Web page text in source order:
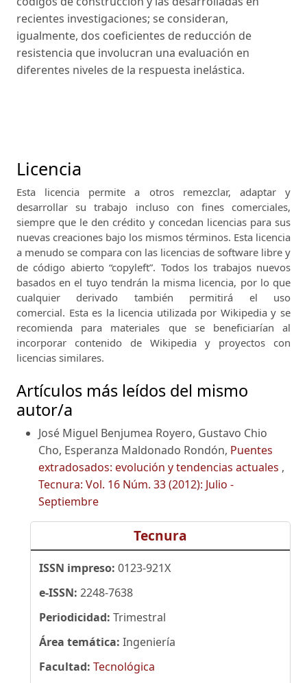
recientes investigaciones; se consideran,
igualmente, dos coeficientes de reducción de
resistencia que involucran una evaluación en
diferentes niveles de la respuesta inelástica.
Licencia
Esta licencia permite a otros remezclar, adaptar y
desarrollar su trabajo incluso con fines comerciales,
siempre que le den crédito y concedan licencias para sus
nuevas creaciones bajo los mismos términos. Esta licencia
a menudo se compara con las licencias de software libre y
de código abierto “copyleft”. Todos los trabajos nuevos
basados ​​en el tuyo tendrán la misma licencia, por lo que
cualquier derivado también permitirá el uso
comercial. Esta es la licencia utilizada por Wikipedia y se
recomienda para materiales que se beneficiarían al
incorporar contenido de Wikipedia y proyectos con
licencias similares.
Artículos más leídos del mismo
autor/a
José Miguel Benjumea Royero, Gustavo Chio
Cho, Esperanza Maldonado Rondón, Puentes
extradosados: evolución y tendencias actuales ,
Tecnura: Vol. 16 Núm. 33 (2012): Julio -
Septiembre
Tecnura
ISSN impreso: 0123-921X
e-ISSN: 2248-7638
Periodicidad: Trimestral
Área temática: Ingeniería
Facultad: Tecnológica